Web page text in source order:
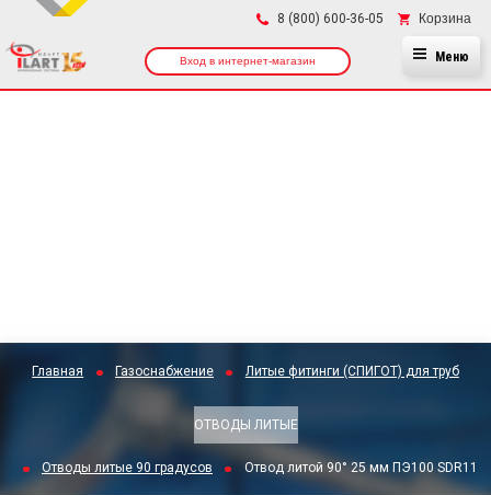
8 (800) 600-36-05 Корзина
Вход в интернет-магазин Меню
Главная Газоснабжение Литые фитинги (СПИГОТ) для труб
ОТВОДЫ ЛИТЫЕ
Отводы литые 90 градусов Отвод литой 90° 25 мм ПЭ100 SDR11
×